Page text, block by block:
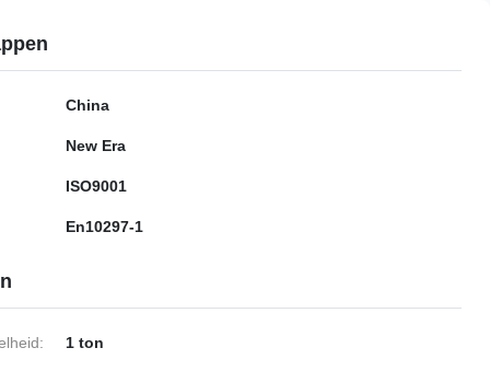
China
New Era
ISO9001
En10297-1
1 ton